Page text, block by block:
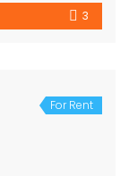
3
For Rent